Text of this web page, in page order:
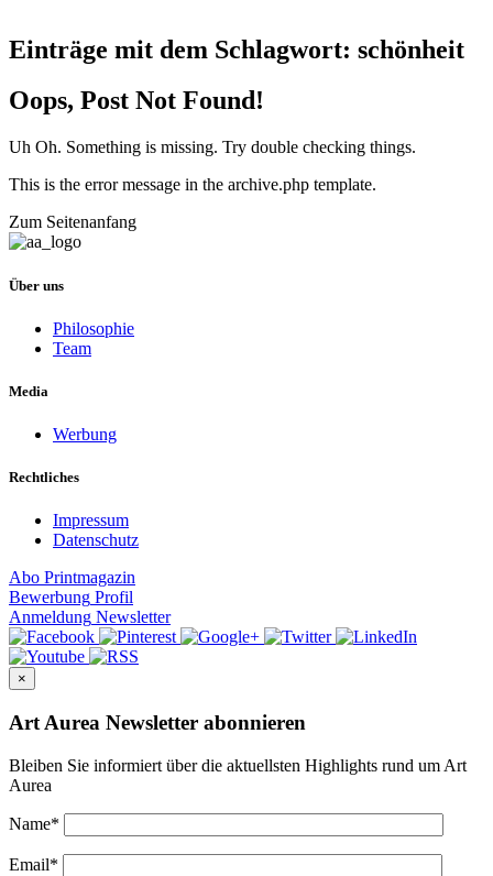
Einträge mit dem Schlagwort: schönheit
Oops, Post Not Found!
Uh Oh. Something is missing. Try double checking things.
This is the error message in the archive.php template.
Zum Seitenanfang
Über uns
Philosophie
Team
Media
Werbung
Rechtliches
Impressum
Datenschutz
Abo Printmagazin
Bewerbung Profil
Anmeldung Newsletter
×
Art Aurea Newsletter abonnieren
Bleiben Sie informiert über die aktuellsten Highlights rund um Art
Aurea
Name*
Email*